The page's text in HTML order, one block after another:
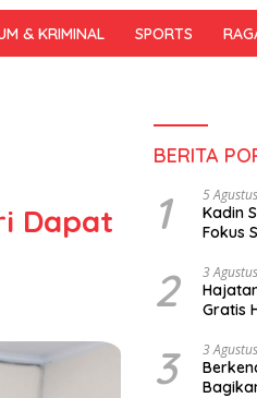
& KRIMINAL SPORTS
Dapat
BERITA
1 5
Kadin
Fokus
2 3
Gratis
3 3